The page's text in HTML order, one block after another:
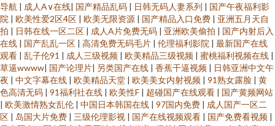
导航 | 成人A∨在线| 国产精品乱码 | 日韩无码人妻系列 | 国产午夜福利影
院 | 欧美性爱2区4区 | 欧美无限资源 | 国产精品入口免费 | 亚洲五月天自
拍 | 日韩在线一区二区 | 成人A片免费无码 | 亚洲欧美偷拍 | 国产内射后入
在线 | 国产乱乱一区 | 高清免费无码毛片 | 伦理福利影院 | 最新国产在线
观看 | 乱子伦91 | 成人三级视频 | 欧美精品三级视频 | 蜜桃福利视频在线 |
草逼wwww| 国产论理片| 另类国产在线 | 香蕉干逼视频 | 日韩亚洲中文午
夜 | 中文字幕在线 | 欧美精品天堂 | 欧美美女内射视频 | 91熟女露脸 | 黄
色高清无码 | 91福利社在线 | 欧美性F | 超碰国产在线观看 | 国产黄频网站
| 欧美激情熟女乱伦 | 中国日本韩国在线 | 97国内免费 | 成人国产一区二
区 | 岛国大片免费 | 三级伦理影视 | 国产在线视频观看 | 国产免费看视频 |